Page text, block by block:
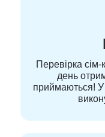
Перевірка сім-
день
приймаються! У